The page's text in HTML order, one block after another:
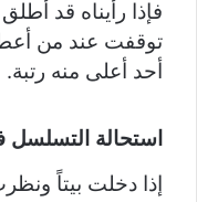
فإذا رأيناه قد
توقفت عند من
أحد أعلى منه رتبة.
استحالة التسلسل
إذا دخلت بيتاً